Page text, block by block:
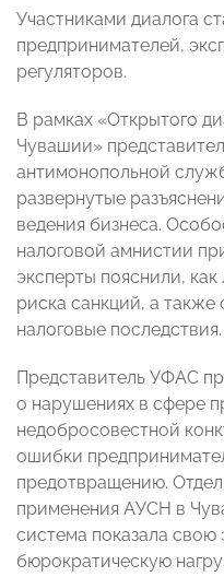
Участниками диалога
предпринимателей,
регуляторов.
В рамках «Открытого
Чувашии»
антимонопольной
развернутые
ведения бизнеса.
налоговой амнистии
эксперты пояснили, как
риска санкций, а
налоговые последствия.
Представитель УФАС
о нарушениях в сфере
недобросовестной
ошибки
предотвращению.
применения АУСН в
система показала свою
бюрократическую